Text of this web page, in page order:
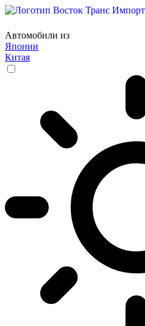
Автомобили из
Японии
Китая